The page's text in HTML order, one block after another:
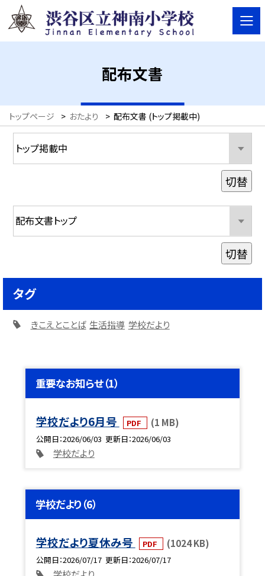
配布文書
トップページ > おたより > 配布文書 (トップ掲載中)
重要なお知らせ（1）
学校だより6月号 PDF (1 MB)
公開日 2026/06/03 更新日 2026/06/03
学校だより
学校だより（6）
学校だより夏休み号 PDF (1024 KB)
公開日 2026/07/17 更新日 2026/07/17
切替
切替
タグ
きこえとことば 生活指導 学校だより